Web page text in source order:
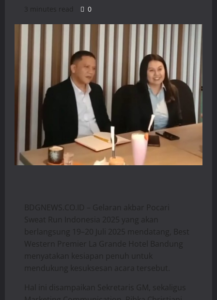
3 minutes read
0
BDGNEWS.CO.ID – Gelaran akbar Pocari
Sweat Run Indonesia 2025 yang akan
berlangsung 19–20 Juli 2025 mendatang, Best
Western Premier La Grande Hotel Bandung
menyatakan kesiapan penuh untuk
mendukung kesuksesan acara tersebut.
Hal ini disampaikan Sekretaris GM, sekaligus